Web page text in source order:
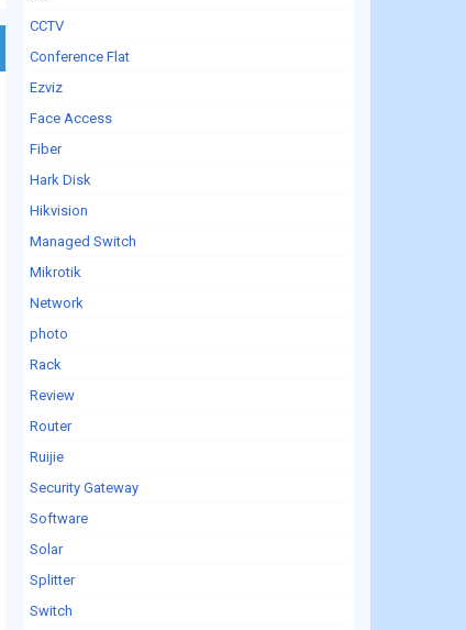
CCTV
Conference Flat
Ezviz
Face Access
Fiber
Hark Disk
Hikvision
Managed Switch
Mikrotik
Network
photo
Rack
Review
Router
Ruijie
Security Gateway
Software
Solar
Splitter
Switch